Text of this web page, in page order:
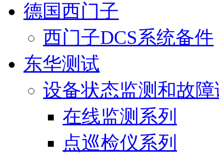
德国西门子
西门子DCS系统备件
东华测试
设备状态监测和故
在线监测系列
点巡检仪系列